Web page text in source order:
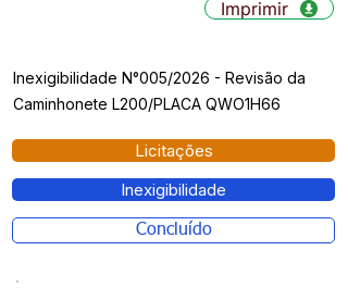
Imprimir
Inexigibilidade N°005/2026 - Revisão da
Caminhonete L200/PLACA QWO1H66
Licitações
Inexigibilidade
Concluído